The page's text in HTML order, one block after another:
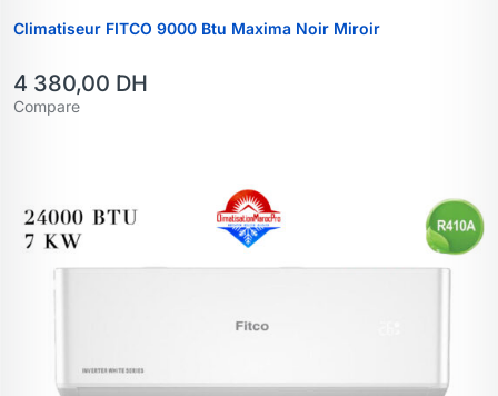
Climatiseur FITCO 9000 Btu Maxima Noir Miroir
4 380,00 DH
Compare